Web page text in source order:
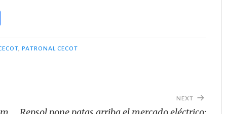
m
,PATRONAL CECOT
NEXT